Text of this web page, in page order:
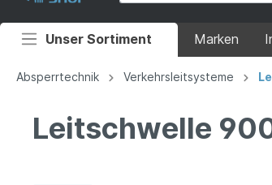
Unser Sortiment Marken
Auffahrrampen
Rollstuhlrampen
Absperrtechnik Verkehrsleitsysteme
Leitschwelle